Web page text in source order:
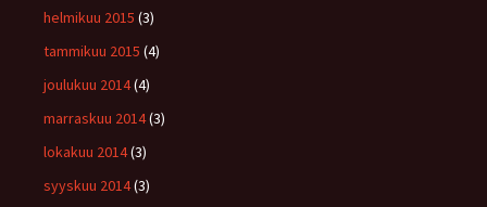
helmikuu 2015 (3)
tammikuu 2015 (4)
joulukuu 2014(4)
marraskuu 2014(3)
lokakuu 2014(3)
syyskuu 2014(3)